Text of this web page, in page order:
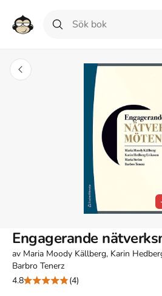
Engagerande
av Maria Moody Källberg, Karin
Barbro Tenerz
4.8
(4)